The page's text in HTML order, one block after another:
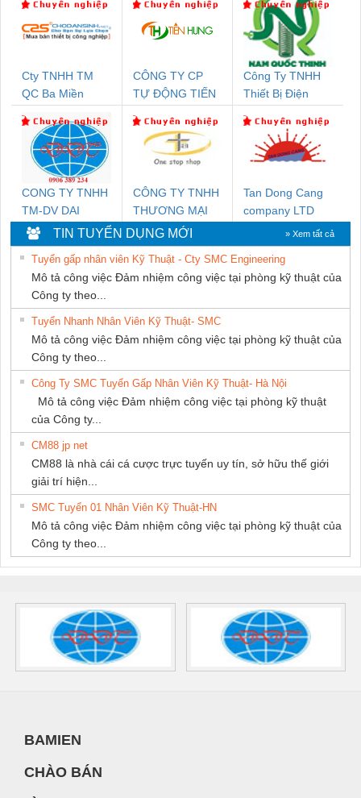
Cty TNHH TM
QC Ba Miền
CÔNG TY CP
TỰ ĐỘNG TIẾN
Công Ty TNHH
Thiết Bị Điện
CONG TY TNHH
TM-DV DAI
DONG THANH
CÔNG TY TNHH
THƯƠNG MẠI
THIÊN ÂN VIỆT
NAM
Tan Dong Cang
company LTD
TIN TUYỂN DỤNG MỚI » Xem tất cả
Tuyển gấp nhân viên Kỹ Thuật - Cty SMC Engineering
Mô tả công việc Đảm nhiệm công việc tại phòng kỹ thuật của
Công ty theo...
Tuyển Nhanh Nhân Viên Kỹ Thuật- SMC
Mô tả công việc Đảm nhiệm công việc tại phòng kỹ thuật của
Công ty theo...
Công Ty SMC Tuyển Gấp Nhân Viên Kỹ Thuật- Hà Nội
Mô tả công việc Đảm nhiệm công việc tại phòng kỹ thuật
của Công ty...
CM88 jp net
CM88 là nhà cái cá cược trực tuyến uy tín, sở hữu thế giới
giải trí hiện...
SMC Tuyển 01 Nhân Viên Kỹ Thuật-HN
Mô tả công việc Đảm nhiệm công việc tại phòng kỹ thuật của
Công ty theo...
BAMIEN
CHÀO BÁN